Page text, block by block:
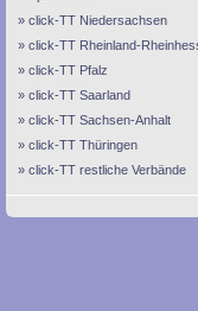
click-TT Niedersachsen
click-TT Rheinland-
click-TT Pfalz
click-TT Saarland
click-TT Sachsen-Anhalt
click-TT Thüringen
click-TT restliche Verbände